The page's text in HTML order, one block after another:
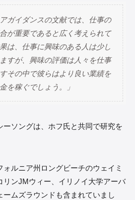
ガイダンスの文献では、仕事の
が重要であると広く考えられて
は、仕事に興味のある人は少し
すが、興味の評価は人々を仕事
その中で彼らはより良い業績を
を稼ぐでしょう。」
ーソングは、ホフ氏と共同で研究を
ルニア州ロングビーチのウェイミ
リンJMウィー、イリノイ大学アーバ
ムズラウンドも含まれていまし